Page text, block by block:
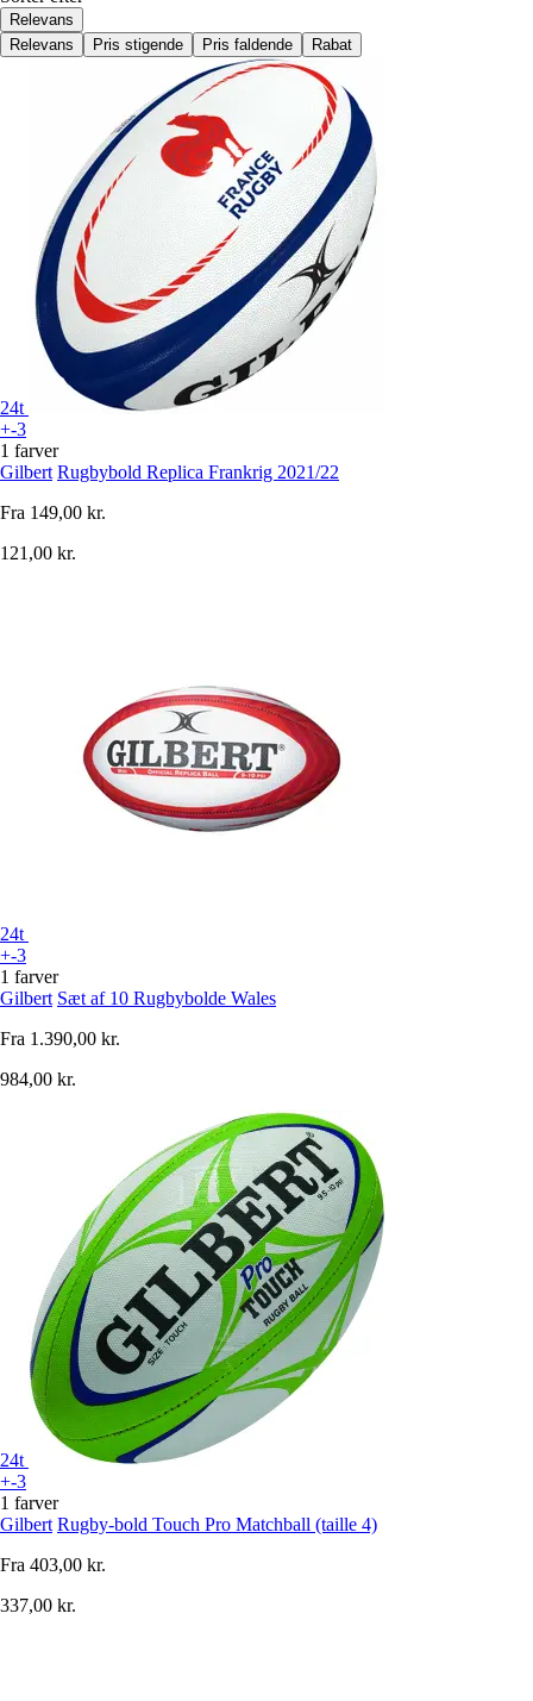
Relevans
Relevans
Pris stigende Pris faldende Rabat
24t
+-3
1 farver
Gilbert Rugbybold Replica Frankrig 2021/22
Fra 149,00 kr.
121,00 kr.
24t
+-3
1 farver
Gilbert Sæt af 10 Rugbybolde Wales
Fra 1.390,00 kr.
984,00 kr.
24t
+-3
1 farver
Gilbert Rugby-bold Touch Pro Matchball (taille 4)
Fra 403,00 kr.
337,00 kr.